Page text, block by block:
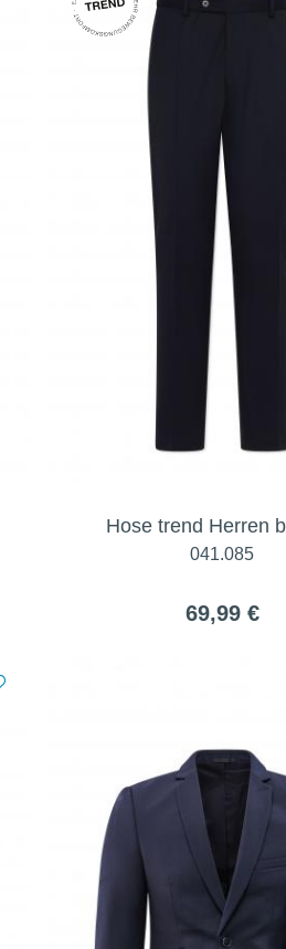
Hose trend Herren
041.085
69,99 €